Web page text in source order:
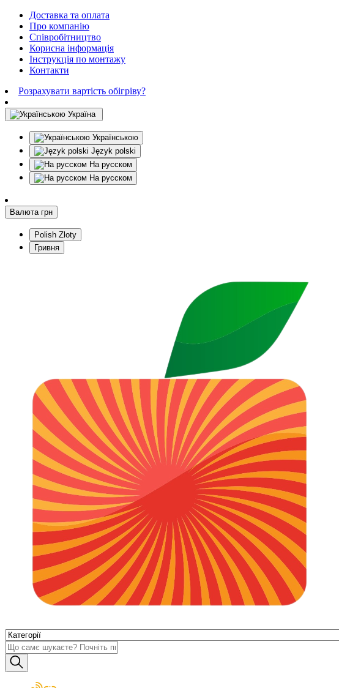
Доставка та оплата
Про компанію
Співробітництво
Корисна інформація
Інструкція по монтажу
Контакти
Розрахувати вартість обігріву?
Україна
Українською
Język polski
На русском
На русском
Валюта грн
Polish Zloty
Гривня